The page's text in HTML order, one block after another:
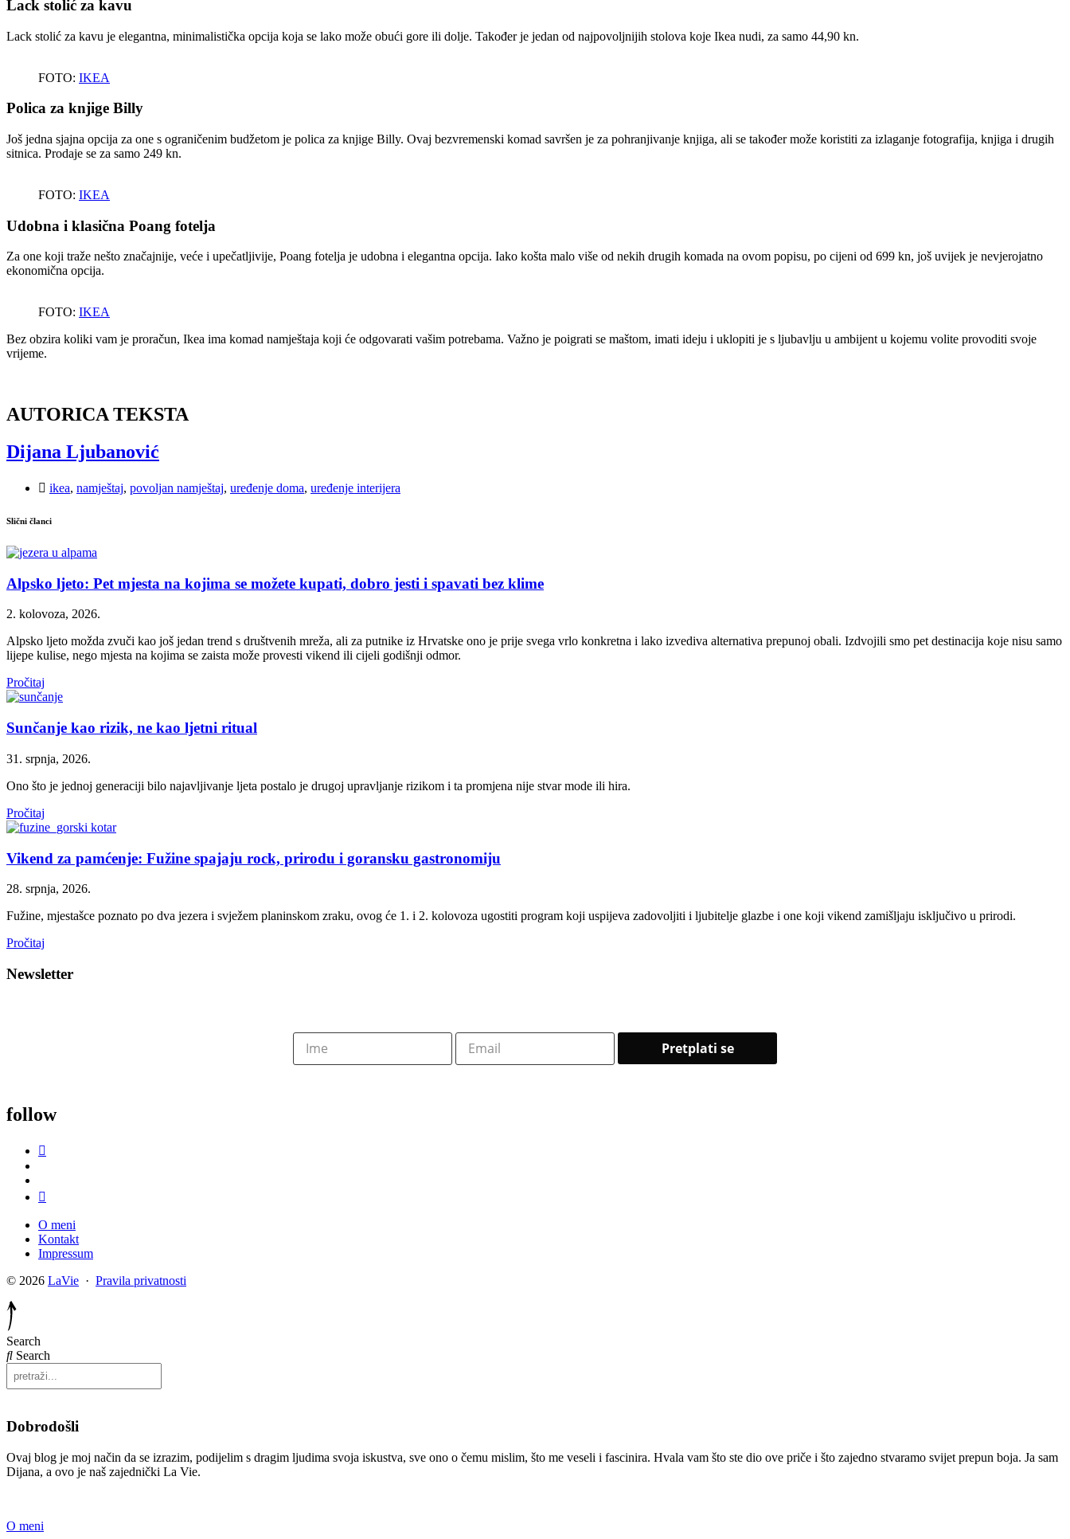
Lack stolić za kavu
Lack stolić za kavu je elegantna, minimalistička opcija koja se lako može obući gore ili dolje. Također je jedan od najpovoljnijih stolova koje Ikea nudi, za samo 44,90 kn.
FOTO: IKEA
Polica za knjige Billy
Još jedna sjajna opcija za one s ograničenim budžetom je polica za knjige Billy. Ovaj bezvremenski komad savršen je za pohranjivanje knjiga, ali se također može koristiti za izlaganje fotografija, knjiga i drugih
sitnica. Prodaje se za samo 249 kn.
FOTO: IKEA
Udobna i klasična Poang fotelja
Za one koji traže nešto značajnije, veće i upečatljivije, Poang fotelja je udobna i elegantna opcija. Iako košta malo više od nekih drugih komada na ovom popisu, po cijeni od 699 kn, još uvijek je nevjerojatno
ekonomična opcija.
FOTO: IKEA
Bez obzira koliki vam je proračun, Ikea ima komad namještaja koji će odgovarati vašim potrebama. Važno je poigrati se maštom, imati ideju i uklopiti je s ljubavlju u ambijent u kojemu volite provoditi svoje
vrijeme.
AUTORICA TEKSTA
Dijana Ljubanović
ikea, namještaj, povoljan namještaj, uređenje doma, uređenje interijera
Slični članci
Alpsko ljeto: Pet mjesta na kojima se možete kupati, dobro jesti i spavati bez klime
2. kolovoza, 2026.
Alpsko ljeto možda zvuči kao još jedan trend s društvenih mreža, ali za putnike iz Hrvatske ono je prije svega vrlo konkretna i lako izvediva alternativa prepunoj obali. Izdvojili smo pet destinacija koje nisu samo
lijepe kulise, nego mjesta na kojima se zaista može provesti vikend ili cijeli godišnji odmor.
Pročitaj
Sunčanje kao rizik, ne kao ljetni ritual
31. srpnja, 2026.
Ono što je jednoj generaciji bilo najavljivanje ljeta postalo je drugoj upravljanje rizikom i ta promjena nije stvar mode ili hira.
Pročitaj
Vikend za pamćenje: Fužine spajaju rock, prirodu i goransku gastronomiju
28. srpnja, 2026.
Fužine, mjestašce poznato po dva jezera i svježem planinskom zraku, ovog će 1. i 2. kolovoza ugostiti program koji uspijeva zadovoljiti i ljubitelje glazbe i one koji vikend zamišljaju isključivo u prirodi.
Pročitaj
Newsletter
follow
O meni
Kontakt
Impressum
© 2026 LaVie · Pravila privatnosti
Search
Search
Dobrodošli
Ovaj blog je moj način da se izrazim, podijelim s dragim ljudima svoja iskustva, sve ono o čemu mislim, što me veseli i fascinira. Hvala vam što ste dio ove priče i što zajedno stvaramo svijet prepun boja. Ja sam
Dijana, a ovo je naš zajednički La Vie.
O meni